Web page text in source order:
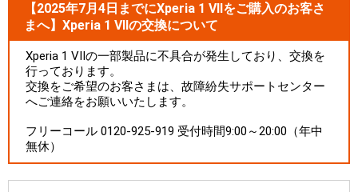
【2025年7月4日までにXperia 1 VIIをご購入のお客さ
まへ】Xperia 1 VIIの交換について
Xperia 1 VIIの一部製品に不具合が発生しており、交換を
行っております。
交換をご希望のお客さまは、故障紛失サポートセンター
へご連絡をお願いいたします。
フリーコール 0120-925-919 受付時間9:00～20:00（年中
無休）